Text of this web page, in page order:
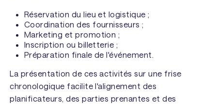
Réservation du lieu et logistique ;
Coordination des fournisseurs ;
Marketing et promotion ;
Inscription ou billetterie ;
Préparation finale de l'événement.
La présentation de ces activités sur une frise
chronologique facilite l'alignement des
planificateurs, des parties prenantes et des